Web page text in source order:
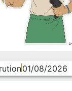
01/08/2026